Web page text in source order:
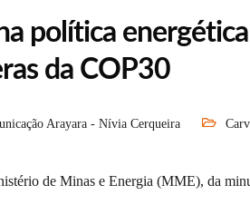
política
da COP30
Arayara - Nívia Cerqueira
de Minas e Energia (MME), da